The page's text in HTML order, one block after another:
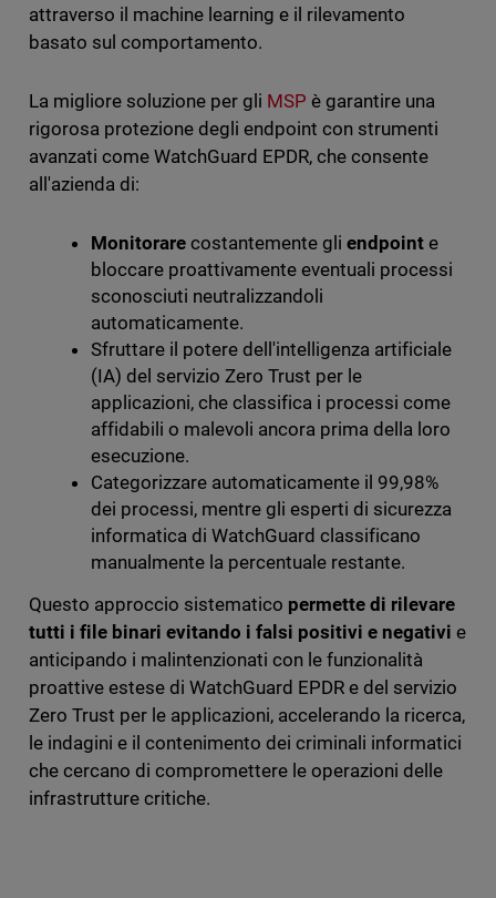
attraverso il machine learning e il rilevamento
basato sul comportamento.
La migliore soluzione per gli MSPè garantire una
rigorosa protezione degli endpoint con strumenti
avanzati come WatchGuard EPDR, che consente
all'azienda di:
Monitorarecostantemente gli endpointe
bloccare proattivamente eventuali processi
sconosciuti neutralizzandoli
automaticamente.
Sfruttare il potere dell'intelligenza artificiale
(IA) del servizio Zero Trust per le
applicazioni, che classifica i processi come
affidabili o malevoli ancora prima della loro
esecuzione.
Categorizzare automaticamente il 99,98%
dei processi, mentre gli esperti di sicurezza
informatica di WatchGuard classificano
manualmente la percentuale restante.
Questo approccio sistematico permette di rilevare
tutti i file binari evitando i falsi positivi e negativie
anticipando i malintenzionati con le funzionalità
proattive estese di WatchGuard EPDR e del servizio
Zero Trust per le applicazioni, accelerando la ricerca,
le indagini e il contenimento dei criminali informatici
che cercano di compromettere le operazioni delle
infrastrutture critiche.